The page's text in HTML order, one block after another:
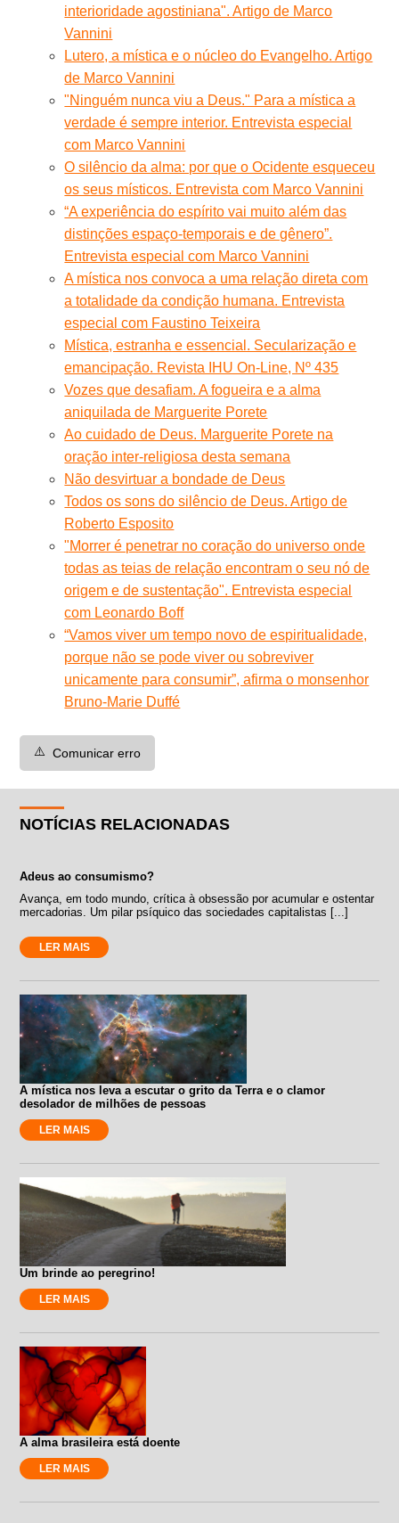
interioridade agostiniana". Artigo de Marco
Vannini
Lutero, a mística e o núcleo do Evangelho. Artigo
de Marco Vannini
"Ninguém nunca viu a Deus." Para a mística a
verdade é sempre interior. Entrevista especial
com Marco Vannini
O silêncio da alma: por que o Ocidente esqueceu
os seus místicos. Entrevista com Marco Vannini
“A experiência do espírito vai muito além das
distinções espaço-temporais e de gênero”.
Entrevista especial com Marco Vannini
A mística nos convoca a uma relação direta com
a totalidade da condição humana. Entrevista
especial com Faustino Teixeira
Mística, estranha e essencial. Secularização e
emancipação. Revista IHU On-Line, Nº 435
Vozes que desafiam. A fogueira e a alma
aniquilada de Marguerite Porete
Ao cuidado de Deus. Marguerite Porete na
oração inter-religiosa desta semana
Não desvirtuar a bondade de Deus
Todos os sons do silêncio de Deus. Artigo de
Roberto Esposito
"Morrer é penetrar no coração do universo onde
todas as teias de relação encontram o seu nó de
origem e de sustentação". Entrevista especial
com Leonardo Boff
“Vamos viver um tempo novo de espiritualidade,
porque não se pode viver ou sobreviver
unicamente para consumir”, afirma o monsenhor
Bruno-Marie Duffé
⚠️ Comunicar erro
NOTÍCIAS RELACIONADAS
Adeus ao consumismo?
Avança, em todo mundo, crítica à obsessão por acumular e ostentar
mercadorias. Um pilar psíquico das sociedades capitalistas [...]
LER MAIS
A mística nos leva a escutar o grito da Terra e o clamor
desolador de milhões de pessoas
LER MAIS
Um brinde ao peregrino!
LER MAIS
A alma brasileira está doente
LER MAIS